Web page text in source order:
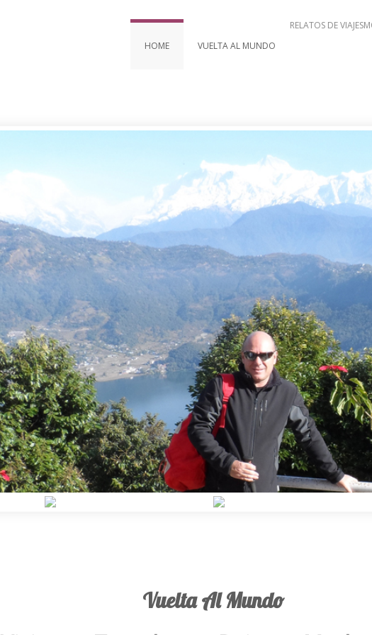
HOME VUELTA AL MUNDO
RELATOS DE VIAJES
Vuelta Al Mundo